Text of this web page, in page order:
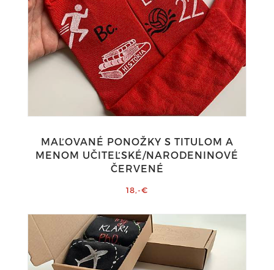
MAĽOVANÉ PONOŽKY S TITULOM A
MENOM UČITEĽSKÉ/NARODENINOVÉ
ČERVENÉ
18,-€